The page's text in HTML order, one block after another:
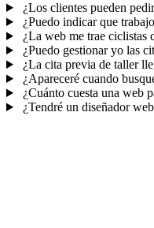
¿Los clientes pueden
¿Puedo indicar que
¿La web me trae ciclistas
¿Puedo gestionar yo las
¿La cita previa de taller
¿Apareceré cuando
¿Cuánto cuesta una web
¿Tendré un diseñador